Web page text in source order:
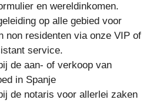
en wereldinkomen.
op alle gebied voor
non residenten via onze VIP of
service.
de aan- of verkoop van
in Spanje
de notaris voor allerlei zaken